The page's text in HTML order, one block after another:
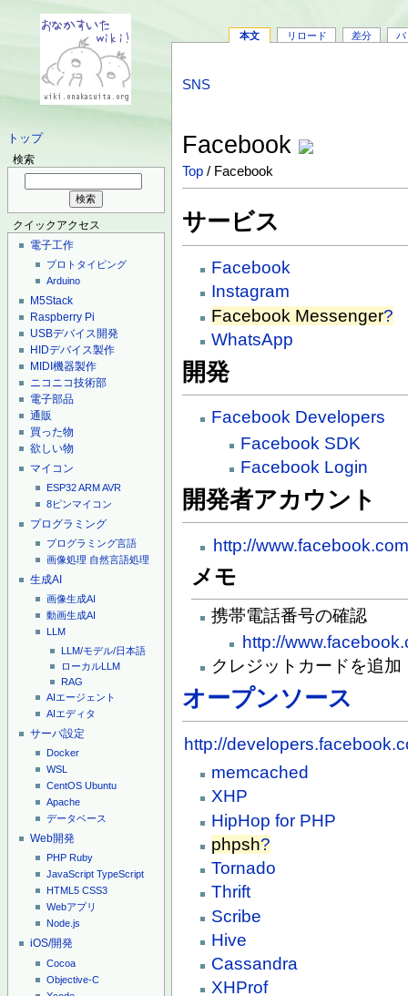
トップ
検索
クイックアクセス
電子工作
プロトタイピング
Arduino
M5Stack
Raspberry Pi
USBデバイス開発
HIDデバイス製作
MIDI機器製作
ニコニコ技術部
電子部品
通販
買った物
欲しい物
マイコン
ESP32ARMAVR
8ピンマイコン
プログラミング
プログラミング言語
画像処理 自然言語処理
生成AI
画像生成AI
動画生成AI
LLM
LLM/モデル/日本語
ローカルLLM
RAG
AIエージェント
AIエディタ
サーバ設定
Docker
WSL
CentOS Ubuntu
Apache
データベース
Web開発
PHP Ruby
JavaScript TypeScript
HTML5 CSS3
Webアプリ
Node.js
iOS/開発
Cocoa
Objective-C
本文 リロード 差分 バ
SNS
Facebook
Top / Facebook
サービス
Facebook
Instagram
Facebook Messenger?
WhatsApp
開発
Facebook Developers
Facebook SDK
Facebook Login
開発者アカウント
http://
メモ
携帯電話番号の確認
http://
クレジットカードを追加
オープンソース
http://
memcached
XHP
HipHop for PHP
phpsh?
Tornado
Thrift
Scribe
Hive
Cassandra
XHProf